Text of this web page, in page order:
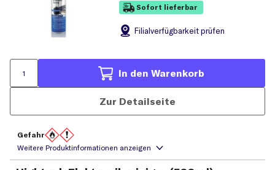
Sofort lieferbar
Filialverfügbarkeit prüfen
In den Warenkorb
Zur Detailseite
Gefahr